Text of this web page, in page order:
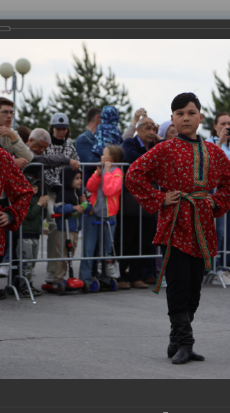
Документы Муниципальные услуги
ночи-2023»
интереснее и разнообразнее. Наряду
проходят множество новых.